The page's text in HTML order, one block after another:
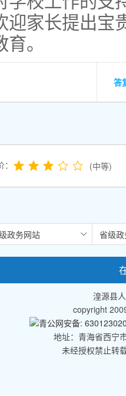
迎家长提出宝
育。
答
(中等)
湟源县
copyright
青公网安备:
地址：青海省西宁
未经授权禁止转